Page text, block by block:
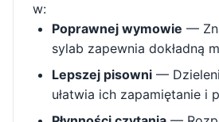
w:
Poprawnej wymowie —
sylab zapewnia dokładną
Lepszej pisowni —
ułatwia ich zapamiętanie i